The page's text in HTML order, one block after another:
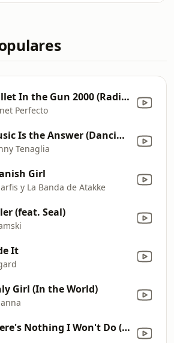
Bullet In the Gun 2000 (Radio Mix)
Perfecto
Music Is the Answer (Dancin' and Prancin') [feat. Celeda]
Tenaglia
Girl
y La Banda de Atakke
(feat. Seal)
It
Girl (In the World)
There's Nothing I Won't Do (Red Jerry & JX Dub)